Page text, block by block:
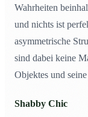
Wahrheiten
und nichts ist
asymmetrische
sind dabei keine
Objektes und
Shabby Chic